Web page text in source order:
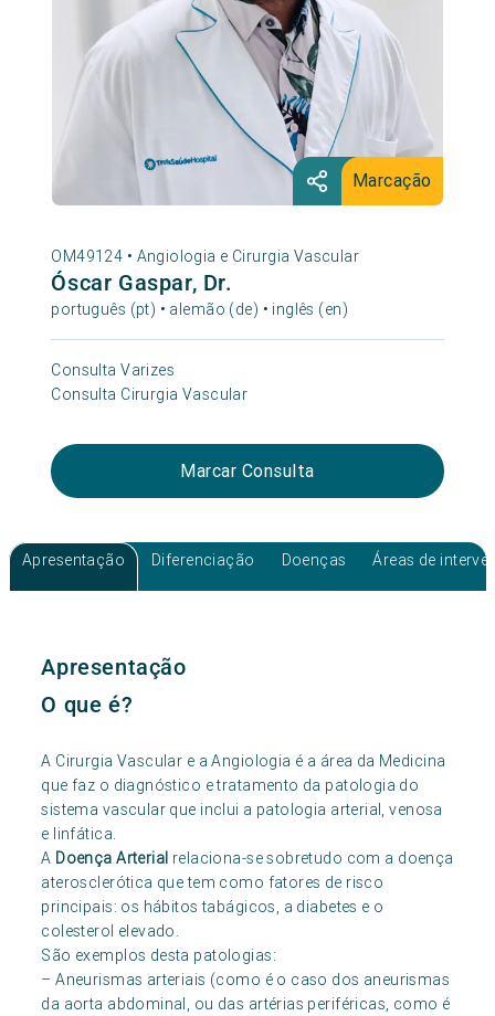
Marcação
OM49124 • Angiologia e Cirurgia Vascular
Óscar Gaspar, Dr.
português (pt) • alemão (de) • inglês (en)
Consulta Varizes
Consulta Cirurgia Vascular
Marcar Consulta
Apresentação Diferenciação Doenças Áreas de
Apresentação
O que é?
A Cirurgia Vascular e a Angiologia é a área da Medicina
que faz o diagnóstico e tratamento da patologia do
sistema vascular que inclui a patologia arterial, venosa
e linfática.
A Doença Arterial relaciona-se sobretudo com a doença
aterosclerótica que tem como fatores de risco
principais: os hábitos tabágicos, a diabetes e o
colesterol elevado.
São exemplos desta patologias:
– Aneurismas arteriais (como é o caso dos aneurismas
da aorta abdominal, ou das artérias periféricas, como é